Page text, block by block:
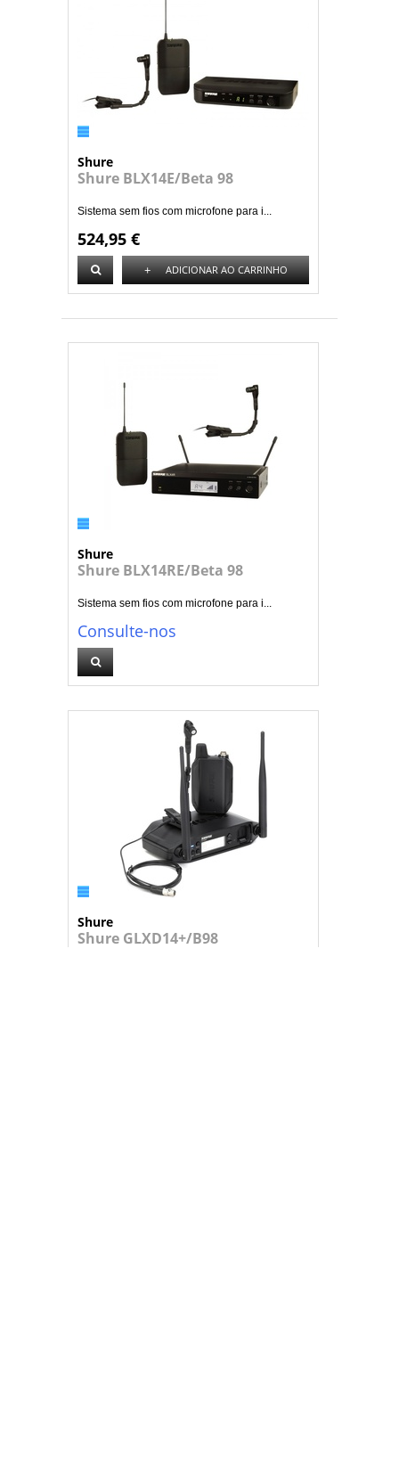
Shure
Shure BLX14E/Beta 98
Sistema sem fios com microfone para i...
524,95 €
+ ADICIONAR AO CARRINHO
Shure
Shure BLX14RE/Beta 98
Sistema sem fios com microfone para i...
Consulte-nos
Shure
Shure GLXD14+/B98